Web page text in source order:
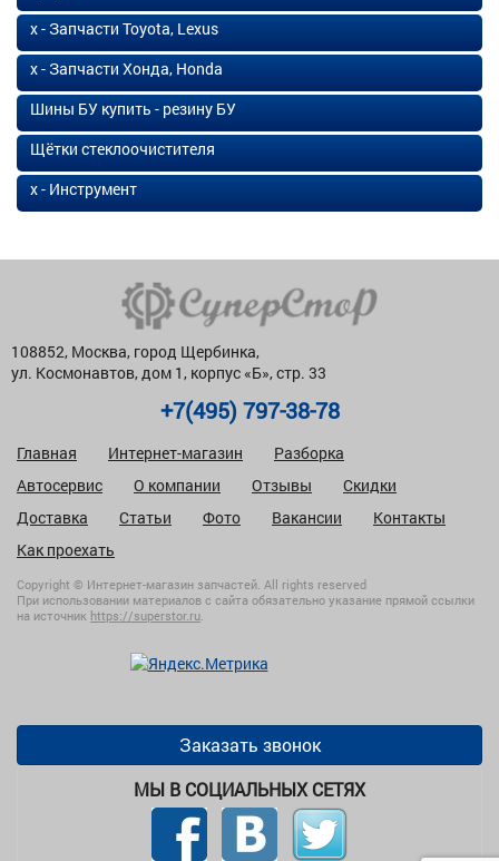
х - Запчасти Toyota, Lexus
х - Запчасти Хонда, Honda
Шины БУ купить - резину БУ
Щётки стеклоочистителя
х - Инструмент
108852, Москва, город Щербинка,
ул. Космонавтов, дом 1, корпус «Б», стр. 33
+7(495) 797-38-78
Главная Интернет-магазин
Разборка
Автосервис
О компании Отзывы
Скидки
Доставка
Статьи Фото Вакансии
Контакты
Как проехать
Copyright © Интернет-магазин запчастей. All rights reserved
При использовании материалов с сайта обязательно указание прямой ссылки
на источник https://superstor.ru.
Заказать звонок
МЫ В СОЦИАЛЬНЫХ СЕТЯХ